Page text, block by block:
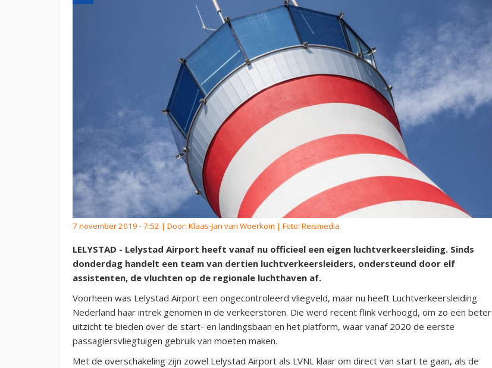
7 november 2019 - 7:52 | Door: Klaas-Jan van Woerkom | Foto: Reismedia
LELYSTAD - Lelystad Airport heeft vanaf nu officieel een eigen luchtverkeersleiding. Sinds
donderdag handelt een team van dertien luchtverkeersleiders, ondersteund door elf
assistenten, de vluchten op de regionale luchthaven af.
Voorheen was Lelystad Airport een ongecontroleerd vliegveld, maar nu heeft Luchtverkeersleiding
Nederland haar intrek genomen in de verkeerstoren. Die werd recent flink verhoogd, om zo een beter
uitzicht te bieden over de start- en landingsbaan en het platform, waar vanaf 2020 de eerste
passagiersvliegtuigen gebruik van moeten maken.
Met de overschakeling zijn zowel Lelystad Airport als LVNL klaar om direct van start te gaan, als de